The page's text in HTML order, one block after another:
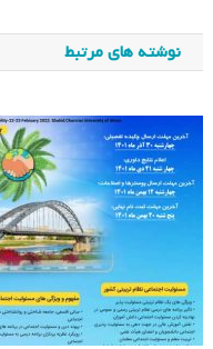
نوشته
نوشته های مرتبط